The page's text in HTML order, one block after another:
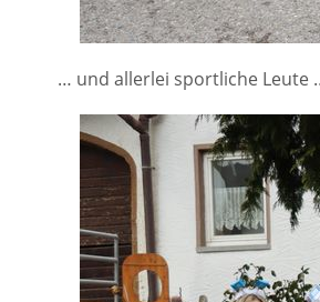
… und allerlei sportliche Leute